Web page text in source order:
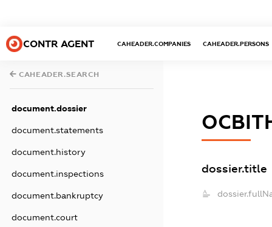
CONTR AGENT CAHEADER.COMPANIES CAHEADER.PERSONS
CAHEADER.SEARCH
document.dossier
document.statements
document.history
document.inspections
document.bankruptcy
document.court
dossier.title